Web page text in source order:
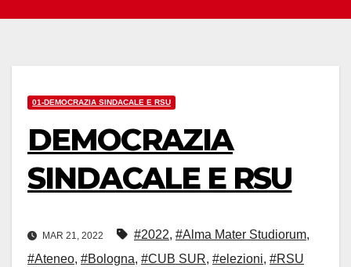
01-DEMOCRAZIA SINDACALE E RSU
DEMOCRAZIA
SINDACALE E RSU
MAR 21, 2022 #2022, #Alma Mater Studiorum,
#Ateneo, #Bologna, #CUB SUR, #elezioni, #RSU